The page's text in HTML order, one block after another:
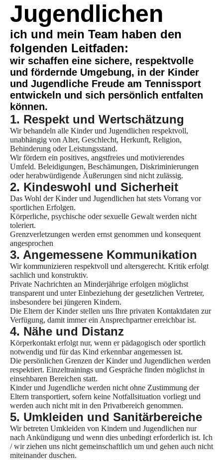
Jugendlichen
ich und mein Team haben den
folgenden Leitfaden:
wir schaffen eine sichere, respektvolle
und fördernde Umgebung, in der Kinder
und Jugendliche Freude am Tennissport
entwickeln und sich persönlich entfalten
können.
1. Respekt und Wertschätzung
Wir behandeln alle Kinder und Jugendlichen respektvoll,
unabhängig von Alter, Geschlecht, Herkunft, Religion,
Behinderung oder Leistungsstand.
Wir fördern ein positives, angstfreies und motivierendes
Umfeld. Beleidigungen, Beschämungen, Diskriminierungen
oder herabwürdigende Äußerungen sind nicht zulässig.
2. Kindeswohl und Sicherheit
Das Wohl der Kinder und Jugendlichen hat stets Vorrang vor
sportlichen Erfolgen.
Körperliche, psychische oder sexuelle Gewalt werden nicht
toleriert.
Grenzverletzungen werden ernst genommen und konsequent
angesprochen
3. Angemessene Kommunikation
Wir kommunizieren respektvoll und altersgerecht. Kritik erfolgt
sachlich und konstruktiv.
Private Nachrichten an Minderjährige erfolgen möglichst
transparent und unter Einbeziehung der gesetzlichen Vertreter,
insbesondere bei jüngeren Kindern.
Die Eltern der Kinder stellen uns Ihre privaten Kontaktdaten zur
Verfügung, damit immer ein Ansprechpartner erreichbar ist.
4. Nähe und Distanz
Körperkontakt erfolgt nur, wenn er pädagogisch oder sportlich
notwendig und für das Kind erkennbar angemessen ist.
Die persönlichen Grenzen der Kinder und Jugendlichen werden
respektiert. Einzeltrainings und Gespräche finden möglichst in
einsehbaren Bereichen statt.
Kinder und Jugendliche werden nicht ohne Zustimmung der
Eltern transportiert, sofern keine Notfallsituation vorliegt und
werden auch nicht mit in den Privatbereich genommen.
5. Umkleiden und Sanitärbereiche
Wir betreten Umkleiden von Kindern und Jugendlichen nur
nach Ankündigung und wenn dies unbedingt erforderlich ist. Ich
/ wir ziehen uns nicht gemeinschaftlich um und gehen auch nicht
miteinander duschen.